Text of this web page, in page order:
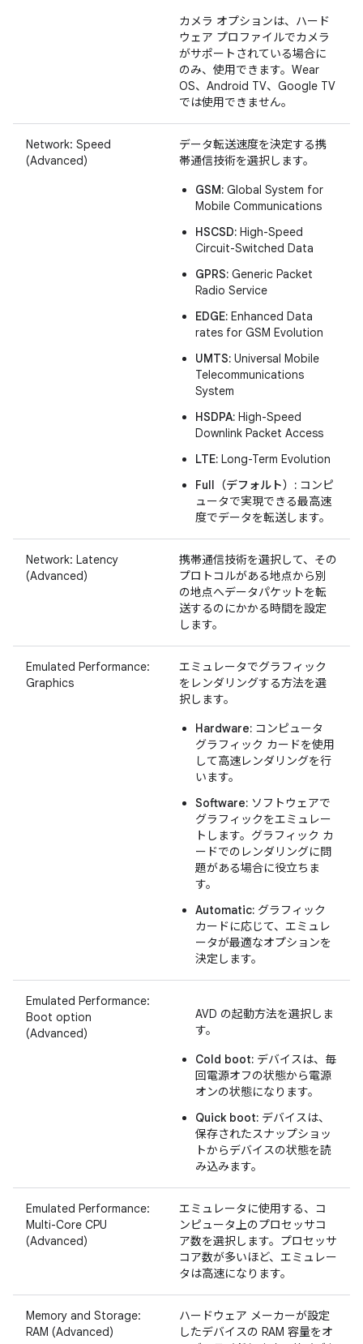
カメラ オプションは、ハード
ウェア プロファイルでカメラ
がサポートされている場合に
のみ、使用できます。Wear
OS、Android TV、Google TV
では使用できません。
Network: Speed
(Advanced)
データ転送速度を決定する携
帯通信技術を選択します。
GSM: Global System for
Mobile Communications
HSCSD: High-Speed
Circuit-Switched Data
GPRS: Generic Packet
Radio Service
EDGE: Enhanced Data
rates for GSM Evolution
UMTS: Universal Mobile
Telecommunications
System
HSDPA: High-Speed
Downlink Packet Access
LTE: Long-Term Evolution
Full（デフォルト）: コンピ
ュータで実現できる最高速
度でデータを転送します。
Network: Latency
(Advanced)
携帯通信技術を選択して、その
プロトコルがある地点から別
の地点へデータパケットを転
送するのにかかる時間を設定
します。
Emulated Performance:
Graphics
エミュレータでグラフィック
をレンダリングする方法を選
択します。
Hardware: コンピュータ
グラフィック カードを使用
して高速レンダリングを行
います。
Software: ソフトウェアで
グラフィックをエミュレー
トします。グラフィック カ
ードでのレンダリングに問
題がある場合に役立ちま
す。
Automatic: グラフィック
カードに応じて、エミュレ
ータが最適なオプションを
決定します。
Emulated Performance:
Boot option
(Advanced)
AVD の起動方法を選択しま
す。
Cold boot: デバイスは、毎
回電源オフの状態から電源
オンの状態になります。
Quick boot: デバイスは、
保存されたスナップショッ
トからデバイスの状態を読
み込みます。
Emulated Performance:
Multi-Core CPU
(Advanced)
エミュレータに使用する、コ
ンピュータ上のプロセッサコ
ア数を選択します。プロセッサ
コア数が多いほど、エミュレー
タは高速になります。
Memory and Storage:
RAM (Advanced)
ハードウェア メーカーが設定
したデバイスの RAM 容量をオ